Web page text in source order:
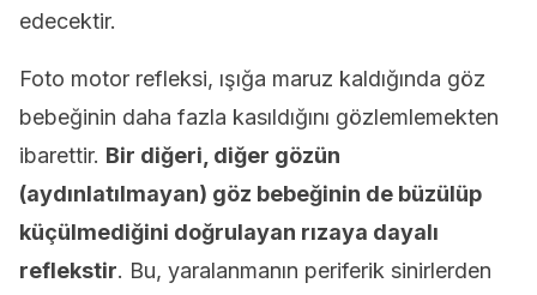
edecektir.
Foto motor refleksi, ışığa maruz kaldığında göz
bebeğinin daha fazla kasıldığını gözlemlemekten
ibarettir. Bir diğeri, diğer gözün
(aydınlatılmayan) göz bebeğinin de büzülüp
küçülmediğini doğrulayan rızaya dayalı
reflekstir. Bu, yaralanmanın periferik sinirlerden